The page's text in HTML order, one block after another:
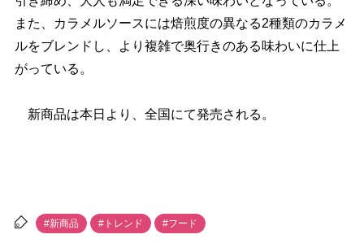
また、カラメルソースには焙煎度の異なる2種類のカラメ
ルをブレンドし、より複雑で奥行きのある味わいに仕上
がっている。
新商品は本日より、全国にて発売される。
#新商品 #トレンド #フード